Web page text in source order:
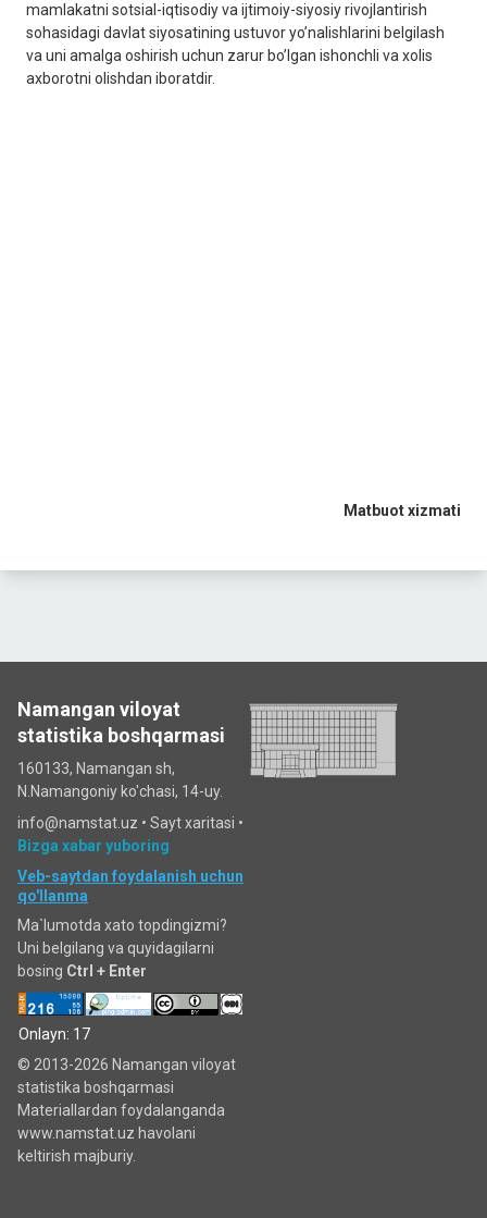
mamlakatni sotsial-iqtisodiy va ijtimoiy-siyosiy rivojlantirish
sohasidagi davlat siyosatining ustuvor yoʼnalishlarini belgilash
va uni amalga oshirish uchun zarur boʼlgan ishonchli va xolis
axborotni olishdan iboratdir.
Matbuot xizmati
Namangan viloyat
statistika boshqarmasi
160133, Namangan sh,
N.Namangoniy ko'chasi, 14-uy.
info@namstat.uz • Sayt xaritasi •
Bizga xabar yuboring
Veb-saytdan foydalanish uchun
qo'llanma
Ma`lumotda xato topdingizmi?
Uni belgilang va quyidagilarni
bosing Ctrl + Enter
Onlayn: 17
© 2013-2026 Namangan viloyat
statistika boshqarmasi
Materiallardan foydalanganda
www.namstat.uz havolani
keltirish majburiy.